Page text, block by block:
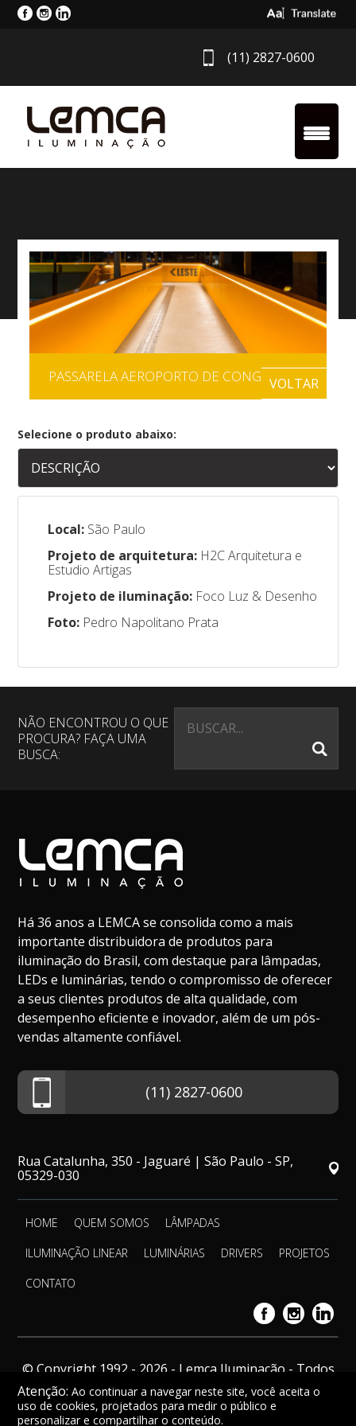
Select
(11) 2827-0600
PASSARELA AEROPORTO DE CONGONHAS
VOLTAR
Selecione o produto abaixo:
Local: São Paulo
Projeto de arquitetura: H2C Arquitetura e
Estudio Artigas
Projeto de iluminação: Foco Luz & Desenho
Foto: Pedro Napolitano Prata
NÃO ENCONTROU O QUE
PROCURA? FAÇA UMA
BUSCA:
Há 36 anos a LEMCA se consolida como a mais
importante distribuidora de produtos para
iluminação do Brasil, com destaque para lâmpadas,
LEDs e luminárias, tendo o compromisso de oferecer
a seus clientes produtos de alta qualidade, com
desempenho eficiente e inovador, além de um pós-
vendas altamente confiável.
(11) 2827-0600
Rua Catalunha, 350 - Jaguaré | São Paulo - SP,
05329-030
HOME QUEM SOMOS
LÂMPADAS
ILUMINAÇÃO LINEAR
LUMINÁRIAS DRIVERS
PROJETOS
CONTATO
© Copyright 1992 - 2026 - Lemca Iluminação - Todos
Atenção: Ao continuar a navegar neste site, você aceita o
uso de cookies, projetados para medir o público e
personalizar e compartilhar o conteúdo.